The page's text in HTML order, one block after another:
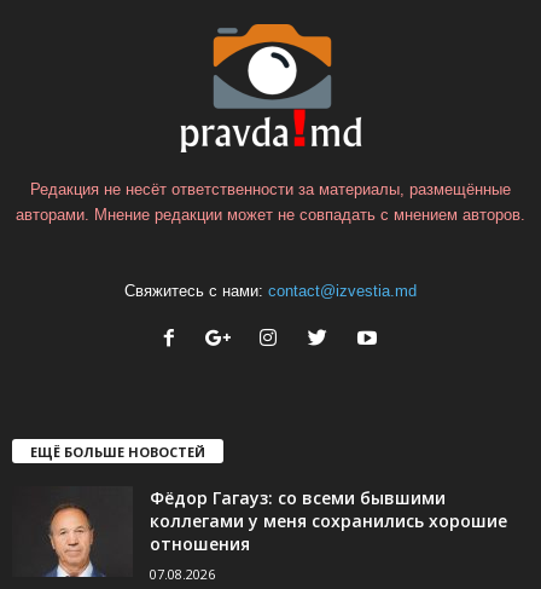
Редакция не несёт ответственности за материалы, размещённые
авторами. Мнение редакции может не совпадать с мнением авторов.
Свяжитесь с нами: contact@izvestia.md
ЕЩЁ БОЛЬШЕ НОВОСТЕЙ
Фёдор Гагауз: со всеми бывшими
коллегами у меня сохранились хорошие
отношения
07.08.2026